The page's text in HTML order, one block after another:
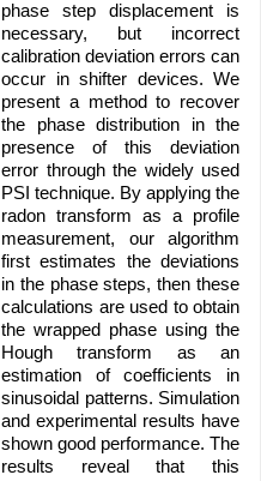
phase step displacement is
necessary, but incorrect
calibration deviation errors can
occur in shifter devices. We
present a method to recover
the phase distribution in the
presence of this deviation
error through the widely used
PSI technique. By applying the
radon transform as a profile
measurement, our algorithm
first estimates the deviations
in the phase steps, then these
calculations are used to obtain
the wrapped phase using the
Hough transform as an
estimation of coefficients in
sinusoidal patterns. Simulation
and experimental results have
shown good performance. The
results reveal that this